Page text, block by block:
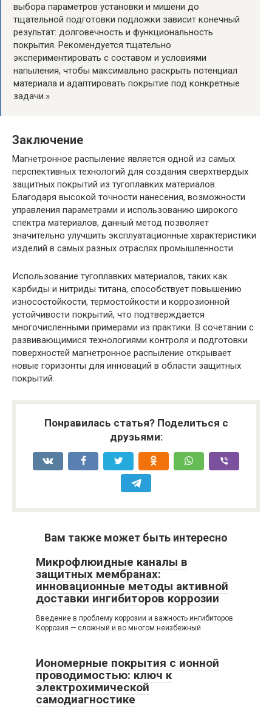
выбора параметров установки и мишени до
тщательной подготовки подложки зависит конечный
результат: долговечность и функциональность
покрытия. Рекомендуется тщательно
экспериментировать с составом и условиями
напыления, чтобы максимально раскрыть потенциал
материала и адаптировать покрытие под конкретные
задачи.»
Заключение
Магнетронное распыление является одной из самых
перспективных технологий для создания сверхтвердых
защитных покрытий из тугоплавких материалов.
Благодаря высокой точности нанесения, возможности
управления параметрами и использованию широкого
спектра материалов, данный метод позволяет
значительно улучшить эксплуатационные характеристики
изделий в самых разных отраслях промышленности.
Использование тугоплавких материалов, таких как
карбиды и нитриды титана, способствует повышению
износостойкости, термостойкости и коррозионной
устойчивости покрытий, что подтверждается
многочисленными примерами из практики. В сочетании с
развивающимися технологиями контроля и подготовки
поверхностей магнетронное распыление открывает
новые горизонты для инноваций в области защитных
покрытий.
Понравилась статья? Поделиться с
друзьями:
Вам также может быть интересно
Микрофлюидные каналы в
защитных мембранах:
инновационные методы активной
доставки ингибиторов коррозии
Введение в проблему коррозии и важность ингибиторов
Коррозия — сложный и во многом неизбежный
Иономерные покрытия с ионной
проводимостью: ключ к
электрохимической
самодиагностике